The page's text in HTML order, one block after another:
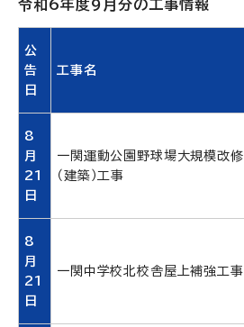
令和6年度9月分の工事情報
公
告
日
工事名
8
月
21
日
一関運動公園野球場大規模改修
（建築）工事
8
月
21
日
一関中学校北校舎屋上補強工事